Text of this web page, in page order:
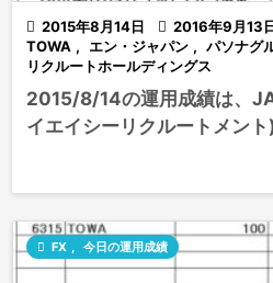
 2015年8月14日  2016年9月13
TOWA , エン・ジャパン , パソナグ
リクルートホールディングス
2015/8/14の運用成績は、
イエイシーリクルートメント
 FX 今日の運用成績